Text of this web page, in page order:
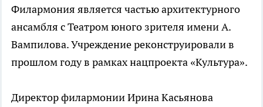
Филармония является частью архитектурного
ансамбля с Театром юного зрителя имени А.
Вампилова. Учреждение реконструировали в
прошлом году в рамках нацпроекта «Культура».
Директор филармонии Ирина Касьянова